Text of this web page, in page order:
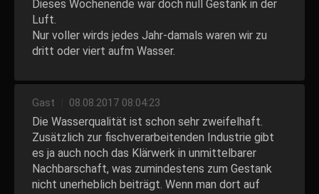
Dieses Wochenende war doch null Gestank in der
Luft.
Nur voller wirds jedes Jahr-damals waren wir zu
dritt oder viert aufm Wasser.
Gast 08.08.2017 08:04:23
Die Wasserqualität ist schon sehr zweifelhaft.
Zusätzlich zur fischverarbeitenden Industrie gibt
es ja auch noch das Klärwerk in unmittelbarer
Nachbarschaft, was zumindestens zum Gestank
nicht unerheblich beiträgt. Wenn man dort auf